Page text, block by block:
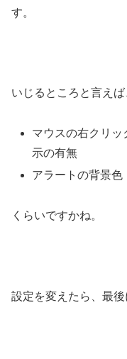
す。
いじるところと言えば
マウスの右クリッ
示の有無
アラートの背景色
くらいですかね。
設定を変えたら、最後